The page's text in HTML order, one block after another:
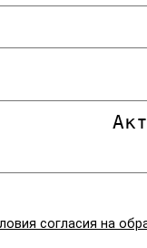
согласия на